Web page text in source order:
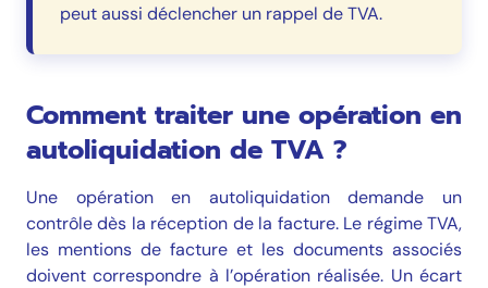
peut aussi déclencher un rappel de TVA.
Comment traiter une opération en
autoliquidation de TVA ?
Une opération en autoliquidation demande un
contrôle dès la réception de la facture. Le régime TVA,
les mentions de facture et les documents associés
doivent correspondre à l’opération réalisée. Un écart